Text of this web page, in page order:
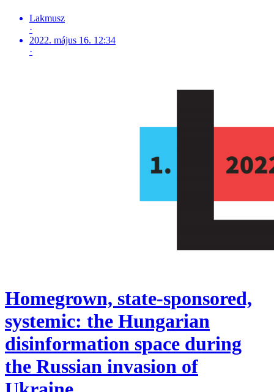
Lakmusz
·
2022. május 16. 12:34
·
Homegrown, state-sponsored,
systemic: the Hungarian
disinformation space during
the Russian invasion of